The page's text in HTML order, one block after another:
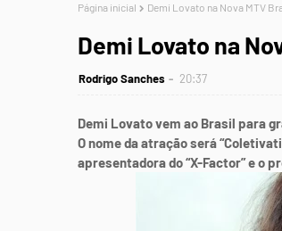
Página inicial Demi Lovato na Nova MTV
Demi Lovato na
Rodrigo Sanches 20:37
Demi Lovato vem ao Brasil para
O nome da atração será
apresentadora do “X-Factor” e o